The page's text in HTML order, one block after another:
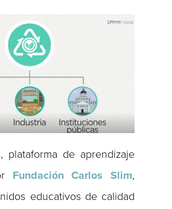
, plataforma de aprendizaje
Fundación Carlos Slim,
educativos de calidad